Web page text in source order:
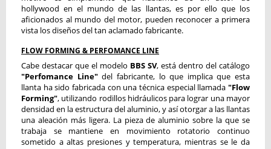
hollywood en el mundo de las llantas, es por ello que los
aficionados al mundo del motor, pueden reconocer a primera
vista los diseños del tan aclamado fabricante.
FLOW FORMING & PERFOMANCE LINE
Cabe destacar que el modelo BBS SV, está dentro del catálogo
"Perfomance Line"del fabricante, lo que implica que esta
llanta ha sido fabricada con una técnica especial llamada "Flow
Forming", utilizando rodillos hidráulicos para lograr una mayor
densidad en la estructura del aluminio, y así otorgar a las llantas
una aleación más ligera. La pieza de aluminio sobre la que se
trabaja se mantiene en movimiento rotatorio continuo
sometido a altas presiones y temperatura, mientras se le da